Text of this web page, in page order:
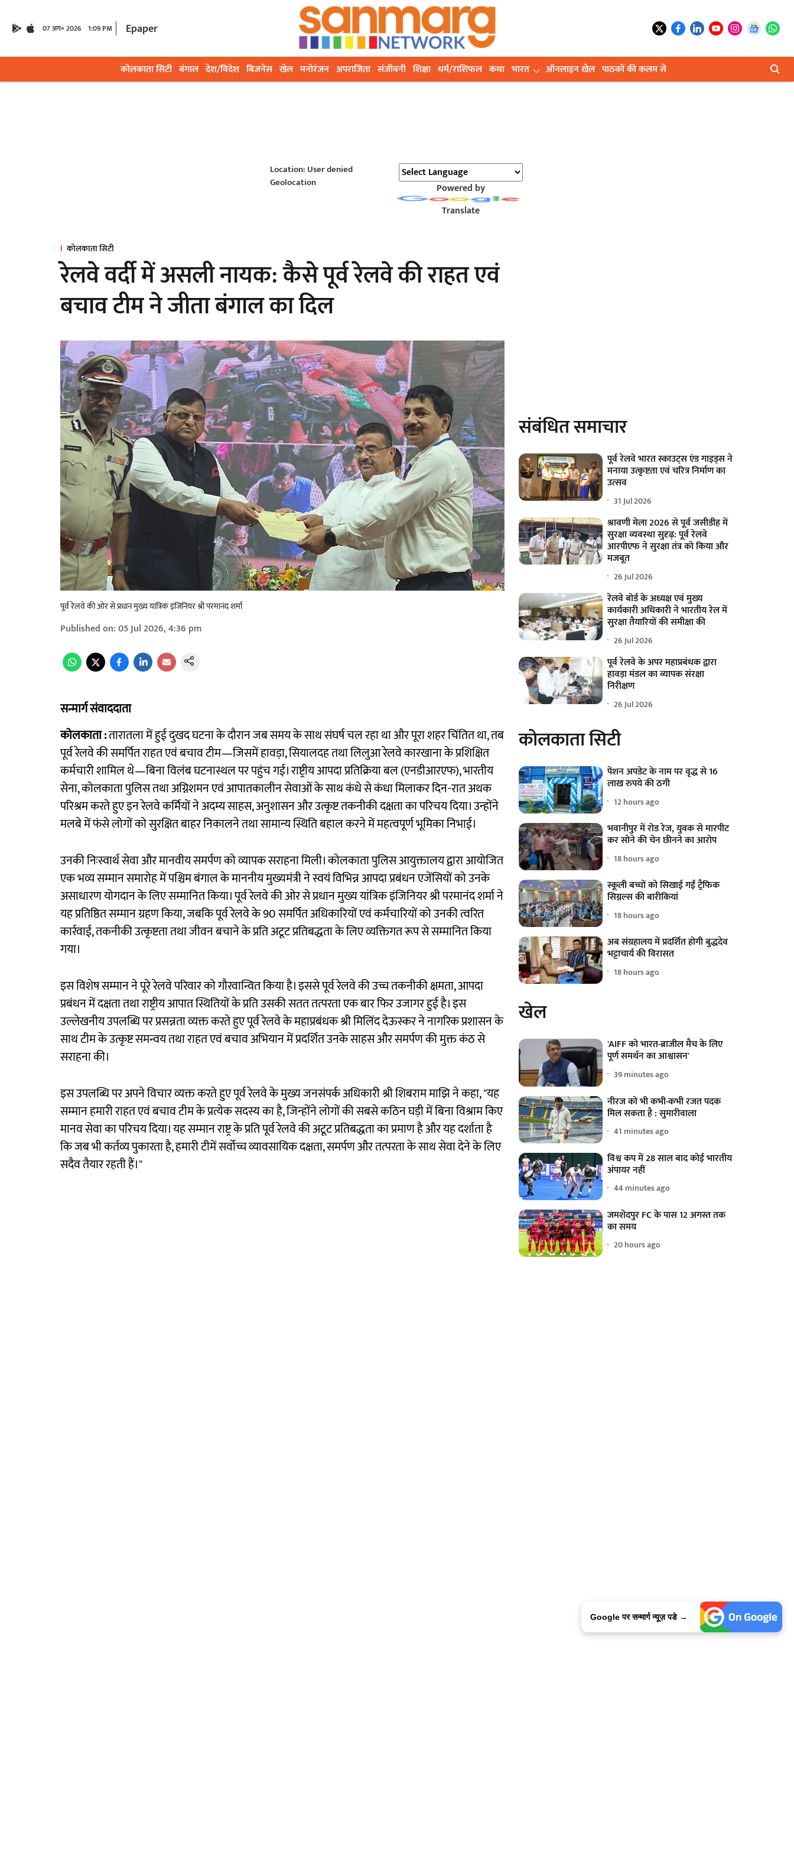
07 अग॰ 2026 1:09 PM Epaper
कोलकाता सिटी बंगाल देश/विदेश बिजनेस खेल मनोरंजन अपराजिता संजीवनी शिक्षा धर्म/राशिफल कथा भारत ऑनलाइन खेल पाठकों की कलम से
Location: User denied
Geolocation
Powered by
Translate
कोलकाता सिटी
रेलवे वर्दी में असली नायक: कैसे पूर्व रेलवे की राहत एवं
बचाव टीम ने जीता बंगाल का दिल
पूर्व रेलवे की ओर से प्रधान मुख्य यांत्रिक इंजिनियर श्री परमानंद शर्मा
Published on:05 Jul 2026, 4:36 pm
सन्मार्ग संवाददाता
कोलकाता :तारातला में हुई दुखद घटना के दौरान जब समय के साथ संघर्ष चल रहा था और पूरा शहर चिंतित था, तब
पूर्व रेलवे की समर्पित राहत एवं बचाव टीम—जिसमें हावड़ा, सियालदह तथा लिलुआ रेलवे कारखाना के प्रशिक्षित
कर्मचारी शामिल थे—बिना विलंब घटनास्थल पर पहुंच गई। राष्ट्रीय आपदा प्रतिक्रिया बल (एनडीआरएफ), भारतीय
सेना, कोलकाता पुलिस तथा अग्निशमन एवं आपातकालीन सेवाओं के साथ कंधे से कंधा मिलाकर दिन-रात अथक
परिश्रम करते हुए इन रेलवे कर्मियों ने अदम्य साहस, अनुशासन और उत्कृष्ट तकनीकी दक्षता का परिचय दिया। उन्होंने
मलबे में फंसे लोगों को सुरक्षित बाहर निकालने तथा सामान्य स्थिति बहाल करने में महत्वपूर्ण भूमिका निभाई।
उनकी निःस्वार्थ सेवा और मानवीय समर्पण को व्यापक सराहना मिली। कोलकाता पुलिस आयुक्तालय द्वारा आयोजित
एक भव्य सम्मान समारोह में पश्चिम बंगाल के माननीय मुख्यमंत्री ने स्वयं विभिन्न आपदा प्रबंधन एजेंसियों को उनके
असाधारण योगदान के लिए सम्मानित किया। पूर्व रेलवे की ओर से प्रधान मुख्य यांत्रिक इंजिनियर श्री परमानंद शर्मा ने
यह प्रतिष्ठित सम्मान ग्रहण किया, जबकि पूर्व रेलवे के 90 समर्पित अधिकारियों एवं कर्मचारियों को उनकी त्वरित
कार्रवाई, तकनीकी उत्कृष्टता तथा जीवन बचाने के प्रति अटूट प्रतिबद्धता के लिए व्यक्तिगत रूप से सम्मानित किया
गया।
इस विशेष सम्मान ने पूरे रेलवे परिवार को गौरवान्वित किया है। इससे पूर्व रेलवे की उच्च तकनीकी क्षमता, आपदा
प्रबंधन में दक्षता तथा राष्ट्रीय आपात स्थितियों के प्रति उसकी सतत तत्परता एक बार फिर उजागर हुई है। इस
उल्लेखनीय उपलब्धि पर प्रसन्नता व्यक्त करते हुए पूर्व रेलवे के महाप्रबंधक श्री मिलिंद देऊस्कर ने नागरिक प्रशासन के
साथ टीम के उत्कृष्ट समन्वय तथा राहत एवं बचाव अभियान में प्रदर्शित उनके साहस और समर्पण की मुक्त कंठ से
सराहना की।
इस उपलब्धि पर अपने विचार व्यक्त करते हुए पूर्व रेलवे के मुख्य जनसंपर्क अधिकारी श्री शिबराम माझि ने कहा, "यह
सम्मान हमारी राहत एवं बचाव टीम के प्रत्येक सदस्य का है, जिन्होंने लोगों की सबसे कठिन घड़ी में बिना विश्राम किए
मानव सेवा का परिचय दिया। यह सम्मान राष्ट्र के प्रति पूर्व रेलवे की अटूट प्रतिबद्धता का प्रमाण है और यह दर्शाता है
कि जब भी कर्तव्य पुकारता है, हमारी टीमें सर्वोच्च व्यावसायिक दक्षता, समर्पण और तत्परता के साथ सेवा देने के लिए
सदैव तैयार रहती हैं।"
संबंधित समाचार
पूर्व रेलवे भारत स्काउट्स एंड गाइड्स ने
मनाया उत्कृष्टता एवं चरित्र निर्माण का
उत्सव
31 Jul 2026
श्रावणी मेला 2026 से पूर्व जसीडीह में
सुरक्षा व्यवस्था सुदृढ़: पूर्व रेलवे
आरपीएफ ने सुरक्षा तंत्र को किया और
मजबूत
26 Jul 2026
रेलवे बोर्ड के अध्यक्ष एवं मुख्य
कार्यकारी अधिकारी ने भारतीय रेल में
सुरक्षा तैयारियों की समीक्षा की
26 Jul 2026
पूर्व रेलवे के अपर महाप्रबंधक द्वारा
हावड़ा मंडल का व्यापक संरक्षा
निरीक्षण
26 Jul 2026
कोलकाता सिटी
पेंशन अपडेट के नाम पर वृद्ध से 16
लाख रुपये की ठगी
12 hours ago
भवानीपुर में रोड रेज, युवक से मारपीट
कर सोने की चेन छीनने का आरोप
18 hours ago
स्कूली बच्चों को सिखाई गईं ट्रैफिक
सिग्नल्स की बारीकियां
18 hours ago
अब संग्रहालय में प्रदर्शित होगी बुद्धदेव
भट्टाचार्य की विरासत
18 hours ago
खेल
'AIFF को भारत-ब्राजील मैच के लिए
पूर्ण समर्थन का आश्वासन'
39 minutes ago
नीरज को भी कभी-कभी रजत पदक
मिल सकता है : सुमारीवाला
41 minutes ago
विश्व कप में 28 साल बाद कोई भारतीय
अंपायर नहीं
44 minutes ago
जमशेदपुर FC के पास 12 अगस्त तक
का समय
20 hours ago
Google पर सन्मार्ग न्यूज़ पडे →